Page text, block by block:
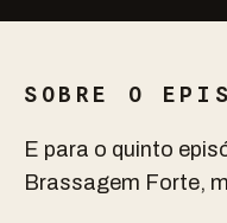
SOBRE O
E para o quinto
Brassagem Forte,